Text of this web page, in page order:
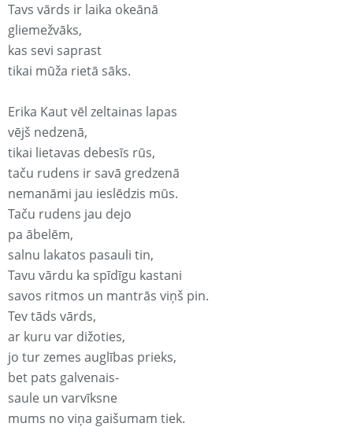
Tavs vārds ir laika okeānā
gliemežvāks,
kas sevi saprast
tikai mūža rietā sāks.
Erika Kaut vēl zeltainas lapas
vējš nedzenā,
tikai lietavas debesīs rūs,
taču rudens ir savā gredzenā
nemanāmi jau ieslēdzis mūs.
Taču rudens jau dejo
pa ābelēm,
salnu lakatos pasauli tin,
Tavu vārdu ka spīdīgu kastani
savos ritmos un mantrās viņš pin.
Tev tāds vārds,
ar kuru var dižoties,
jo tur zemes auglības prieks,
bet pats galvenais-
saule un varvīksne
mums no viņa gaišumam tiek.